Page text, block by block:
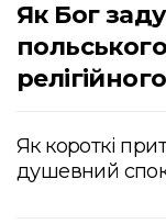
Як Бог
Як короткі
душевний